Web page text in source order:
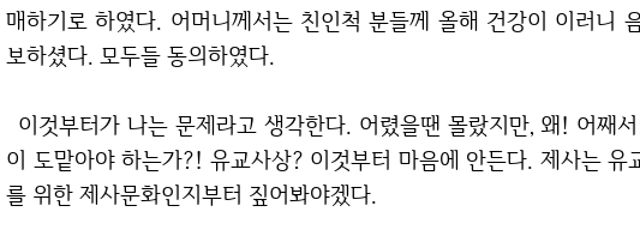
매하기로 하였다. 어머니께서는 친인척 분들께 올해 건강이 이러니
보하셨다. 모두들 동의하였다.
이것부터가 나는 문제라고 생각한다. 어렸을땐 몰랐지만, 왜! 어째서! 명절의 모든 음식준비는 여성들
이 도맡아야 하는가?! 유교사상? 이것부터 마음에 안든다. 제사는 유
를 위한 제사문화인지부터 짚어봐야겠다.